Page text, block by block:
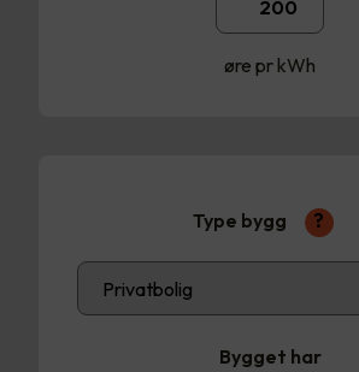
øre pr kWh
Type bygg ?
Bygget har